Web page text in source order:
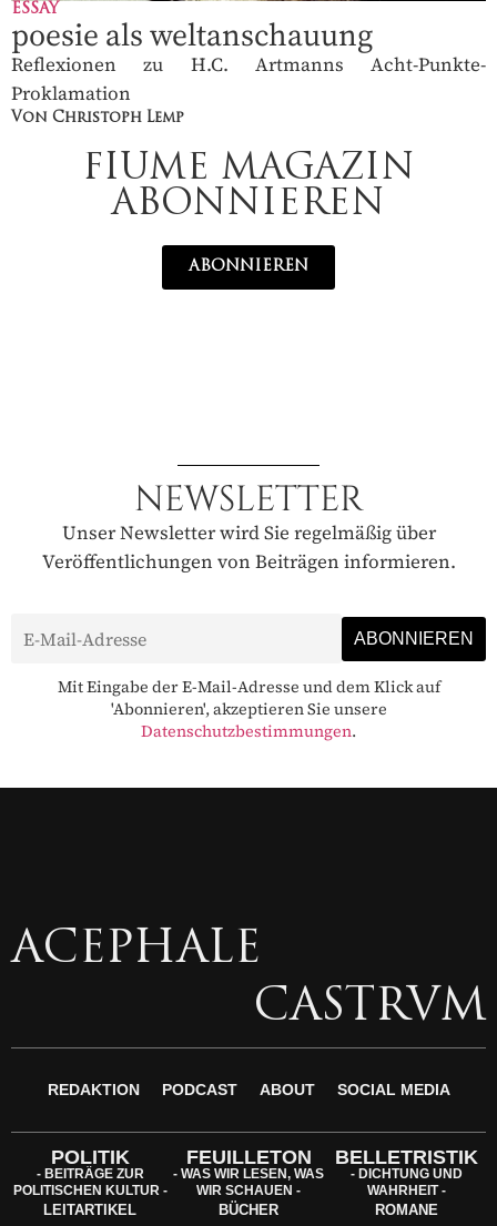
ESSAY
poesie als weltanschauung
Reflexionen zu H.C. Artmanns Acht-Punkte-
Proklamation
Von Christoph Lemp
FIUME MAGAZIN
ABONNIEREN
ABONNIEREN
NEWSLETTER
Unser Newsletter wird Sie regelmäßig über
Veröffentlichungen von Beiträgen informieren.
Mit Eingabe der E-Mail-Adresse und dem Klick auf
'Abonnieren', akzeptieren Sie unsere
Datenschutzbestimmungen.
ACEPHALE
CASTRVM
REDAKTION PODCAST ABOUT SOCIAL MEDIA
POLITIK
- BEITRÄGE ZUR
POLITISCHEN KULTUR -
LEITARTIKEL
FEUILLETON
- WAS WIR LESEN, WAS
WIR SCHAUEN -
BÜCHER
BELLETRISTIK
- DICHTUNG UND
WAHRHEIT -
ROMANE